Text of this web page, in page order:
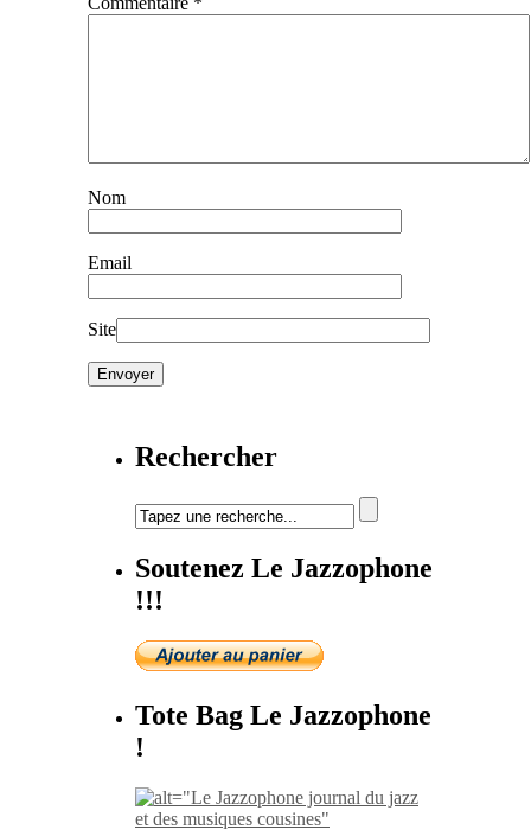
Nom
Email
Site
Rechercher
Soutenez Le Jazzophone
!!!
Tote Bag Le Jazzophone
!